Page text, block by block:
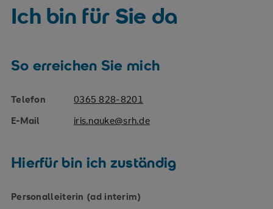
Ich bin für Sie da
So erreichen Sie mich
Telefon
0365 828-8201
E-Mail
iris.nauke@srh.de
Hierfür bin ich zuständig
Personalleiterin (ad interim)